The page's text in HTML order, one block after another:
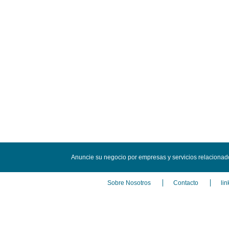
Anuncie su negocio por empresas y servicios
Sobre Nosotros Contacto